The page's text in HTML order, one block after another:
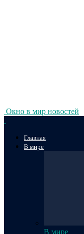
Окно в мир новостей
Главная
В мире
В мире